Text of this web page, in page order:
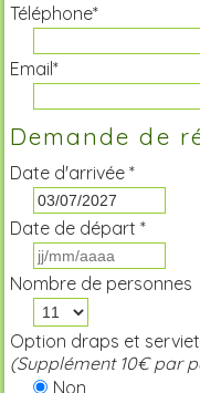
Téléphone*
Email*
Demande de
Date d'arrivée *
Date de départ *
Nombre de personnes
Option draps et
(Supplément 10€ par
Non